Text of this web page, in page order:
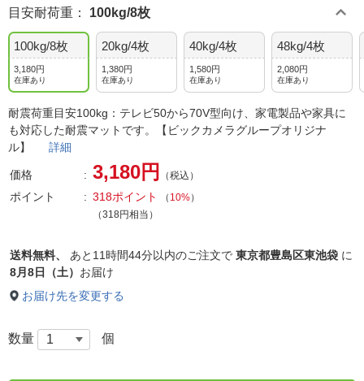
目安耐荷重 ： 100kg/8枚
100kg/8枚
3,180円
在庫あり
20kg/4枚
1,380円
在庫あり
40kg/4枚
1,580円
在庫あり
48kg/4枚
2,080円
在庫あり
耐震荷重目安100kg：テレビ50から70V型向け、家電製品や家具に
も対応した耐震マットです。【ビックカメラグループオリジナ
ル】 詳細
価格 3,180円 （税込）
ポイント 318ポイント （ 10%）
（318円相当）
送料無料、 あと 11時間44分以内のご注文で 東京都豊島区東池袋 に
8月8日（土） お届け
お届け先を変更する
数量 個